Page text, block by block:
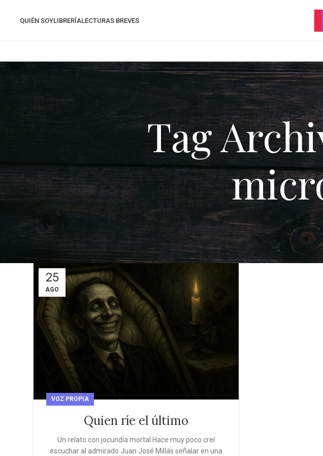
QUIÉN SOYLIBRERÍALECTURAS BREVES
Tag
25
AGO
VOZ PROPIA
Quien ríe el último
Un relato con jocundia mortal Hace muy poco creí
escuchar al admirado Juan José Millás señalar en una